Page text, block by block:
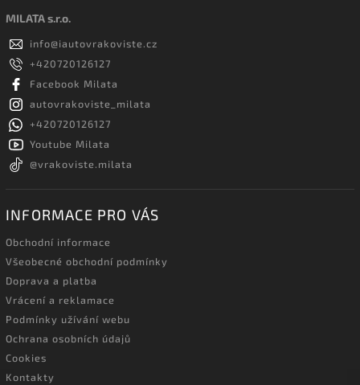
MILATA s.r.o.
info@iautovrakoviste.cz
+420720126127
Facebook Milata
autovrakoviste_milata
+420720126127
Youtube Milata
@vrakoviste.milata
INFORMACE PRO VÁS
Obchodní informace
Všeobecné obchodní podmínky
Doprava a platba
Vrácení a reklamace
Podmínky užívání webu
Ochrana osobních údajů
Cookies
Kontakty